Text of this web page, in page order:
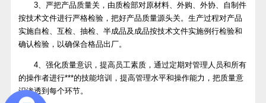
3、严把产品质量关，由质检部对原材料、外购、外协、自制件
按技术文件进行严格检验，把好产品质量源头关。生产过程对产品
实施自检、互检、抽检、半成品及成品按技术文件实施例行检验和
确认检验，以确保合格品出厂。
4、强化质量意识，提高员工素质，通过定期对管理人员和所有
的操作者进行***的技能培训，提高管理水平和操作能力，把质量意
识渗透到每个环节。